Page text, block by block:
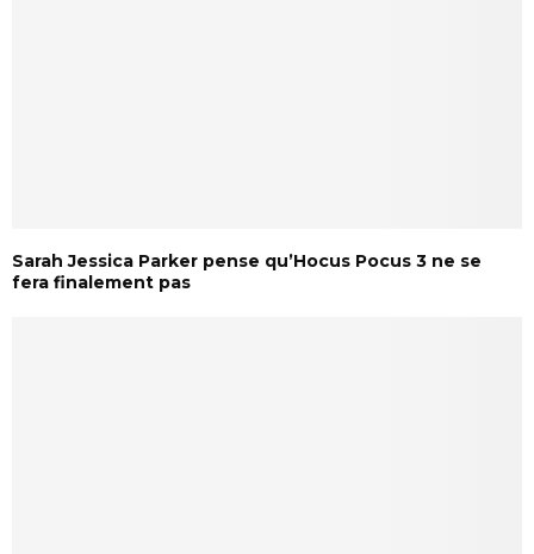
Sarah Jessica Parker pense qu’Hocus Pocus 3 ne se
fera finalement pas